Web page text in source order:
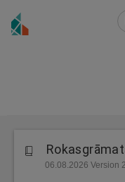
06.08.2026 Version